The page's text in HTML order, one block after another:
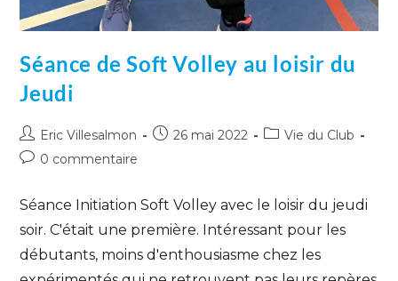
Séance de Soft Volley au loisir du
Jeudi
Eric Villesalmon 26 mai 2022
Vie du Club
0 commentaire
Séance Initiation Soft Volley avec le loisir du jeudi
soir. C'était une première. Intéressant pour les
débutants, moins d'enthousiasme chez les